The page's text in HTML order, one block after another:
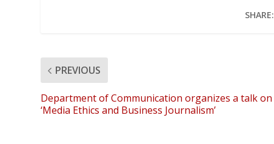
SHARE:
PREVIOUS
Department of Communication organizes a talk on
‘Media Ethics and Business Journalism’